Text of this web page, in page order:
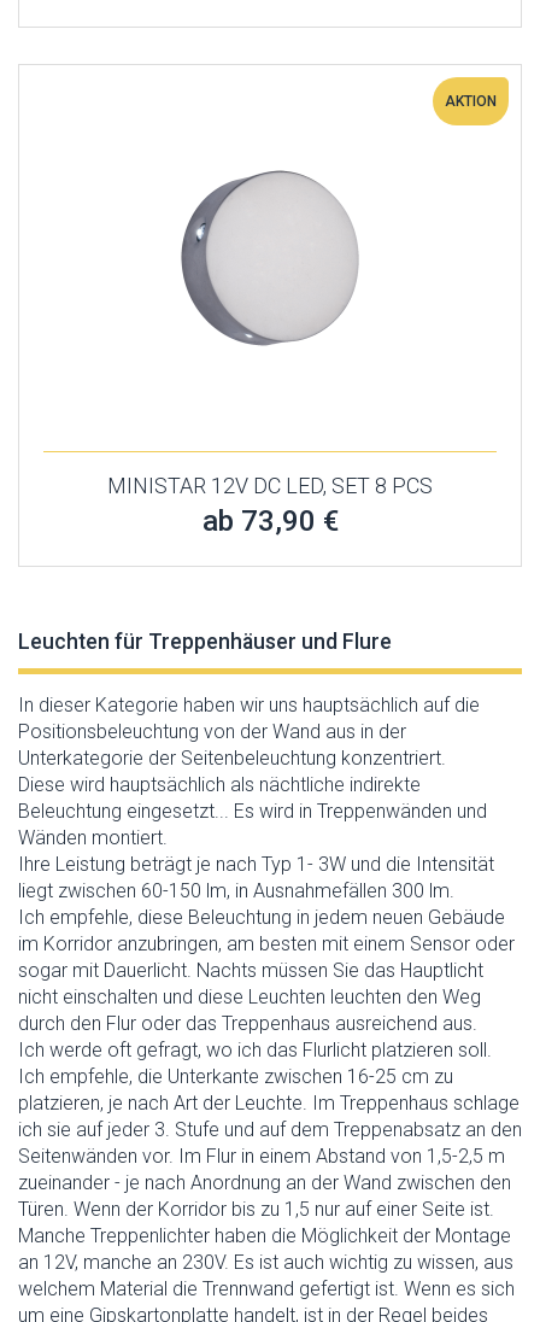
AKTION
MINISTAR 12V DC LED, SET 8 PCS
ab 73,90 €
Leuchten für Treppenhäuser und Flure
In dieser Kategorie haben wir uns hauptsächlich auf die
Positionsbeleuchtung von der Wand aus in der
Unterkategorie der Seitenbeleuchtung konzentriert.
Diese wird hauptsächlich als nächtliche indirekte
Beleuchtung eingesetzt... Es wird in Treppenwänden und
Wänden montiert.
Ihre Leistung beträgt je nach Typ 1- 3W und die Intensität
liegt zwischen 60-150 lm, in Ausnahmefällen 300 lm.
Ich empfehle, diese Beleuchtung in jedem neuen Gebäude
im Korridor anzubringen, am besten mit einem Sensor oder
sogar mit Dauerlicht. Nachts müssen Sie das Hauptlicht
nicht einschalten und diese Leuchten leuchten den Weg
durch den Flur oder das Treppenhaus ausreichend aus.
Ich werde oft gefragt, wo ich das Flurlicht platzieren soll.
Ich empfehle, die Unterkante zwischen 16-25 cm zu
platzieren, je nach Art der Leuchte. Im Treppenhaus schlage
ich sie auf jeder 3. Stufe und auf dem Treppenabsatz an den
Seitenwänden vor. Im Flur in einem Abstand von 1,5-2,5 m
zueinander - je nach Anordnung an der Wand zwischen den
Türen. Wenn der Korridor bis zu 1,5 nur auf einer Seite ist.
Manche Treppenlichter haben die Möglichkeit der Montage
an 12V, manche an 230V. Es ist auch wichtig zu wissen, aus
welchem Material die Trennwand gefertigt ist. Wenn es sich
um eine Gipskartonplatte handelt, ist in der Regel beides